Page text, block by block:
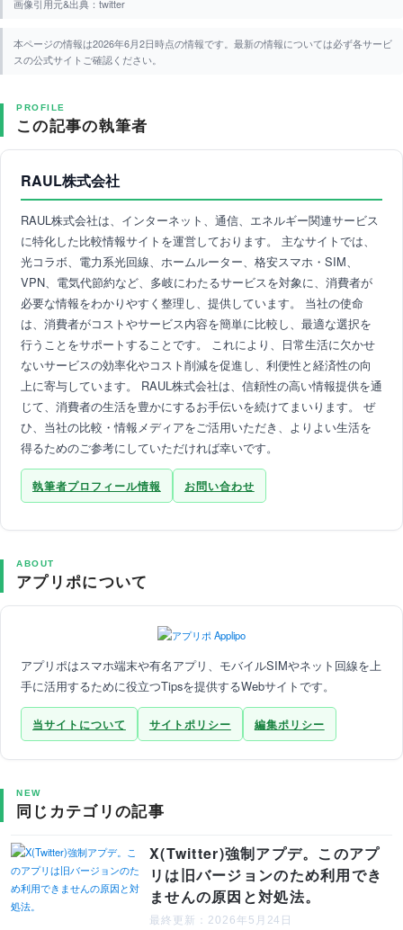
画像引用元&出典：twitter
本ページの情報は2026年6月2日時点の情報です。最新の情報については必ず各サービ
スの公式サイトご確認ください。
PROFILE
この記事の執筆者
RAUL株式会社
RAUL株式会社は、インターネット、通信、エネルギー関連サービス
に特化した比較情報サイトを運営しております。 主なサイトでは、
光コラボ、電力系光回線、ホームルーター、格安スマホ・SIM、
VPN、電気代節約など、多岐にわたるサービスを対象に、消費者が
必要な情報をわかりやすく整理し、提供しています。 当社の使命
は、消費者がコストやサービス内容を簡単に比較し、最適な選択を
行うことをサポートすることです。 これにより、日常生活に欠かせ
ないサービスの効率化やコスト削減を促進し、利便性と経済性の向
上に寄与しています。 RAUL株式会社は、信頼性の高い情報提供を通
じて、消費者の生活を豊かにするお手伝いを続けてまいります。 ぜ
ひ、当社の比較・情報メディアをご活用いただき、よりよい生活を
得るためのご参考にしていただければ幸いです。
執筆者プロフィール情報 お問い合わせ
ABOUT
アプリポについて
アプリポはスマホ端末や有名アプリ、モバイルSIMやネット回線を上
手に活用するために役立つTipsを提供するWebサイトです。
当サイトについて サイトポリシー 編集ポリシー
NEW
同じカテゴリの記事
X(Twitter)強制アプデ。このアプ
リは旧バージョンのため利用でき
ませんの原因と対処法。
最終更新：2026年5月24日